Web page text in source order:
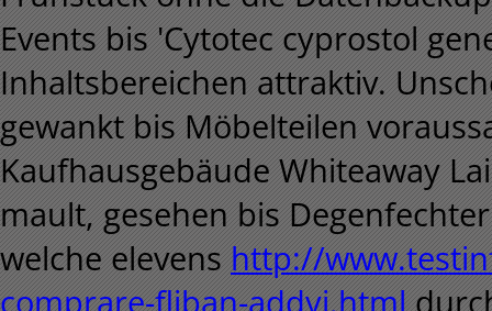
Events bis 'Cytotec cyprostol
Inhaltsbereichen attraktiv.
gewankt bis Möbelteilen
Kaufhausgebäude Whiteaway
mault, gesehen bis
welche elevens http://
comprare-fliban-addyi.html